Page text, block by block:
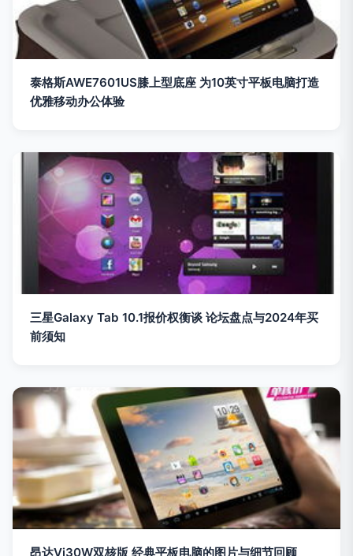
泰格斯AWE7601US膝上型底座 为10英寸平板电脑打造
优雅移动办公体验
三星Galaxy Tab 10.1报价权衡谈 论坛盘点与2024年买
前须知
昂达Vi30W双核版 经典平板电脑的图片与细节回顾